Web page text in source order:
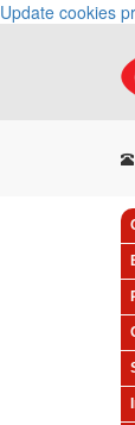
Update cookies